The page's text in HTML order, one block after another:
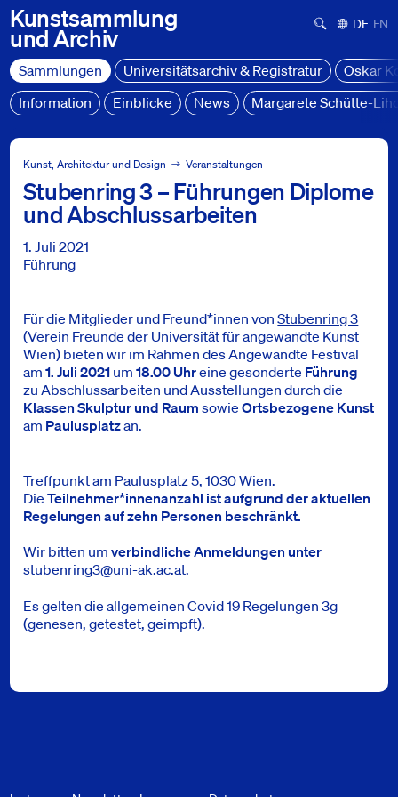
Kunstsammlung
undArchiv
Deutsch
Sammlungen Universitätsarchiv & Registratur
Oskar
Information
Einblicke News
Margarete Schütte-
Veranstaltungen
Stubenring 3 – Führungen Diplome und Abschlussarbeiten
Kunst, Architektur und Design Veranstaltungen
Stubenring 3 – Führungen Diplome
und Abschlussarbeiten
1. Juli 2021
Führung
Für die Mitglieder und Freund*innen vonStubenring 3
(Verein Freunde der Universität für angewandte Kunst
Wien) bieten wir im Rahmen des Angewandte Festival
am 1. Juli 2021 um 18.00 Uhreine gesonderte Führung
zu Abschlussarbeiten und Ausstellungen durch die
Klassen Skulptur und Raumsowie Ortsbezogene Kunst
am Paulusplatzan.
Treffpunkt am Paulusplatz 5, 1030 Wien.
DieTeilnehmer*innenanzahl ist aufgrund der aktuellen
Regelungen auf zehn Personen beschränkt.
Wir bitten umverbindlicheAnmeldungen unter
stubenring3@uni-ak.ac.at.
Es gelten die allgemeinen Covid 19 Regelungen 3g
(genesen, getestet, geimpft).